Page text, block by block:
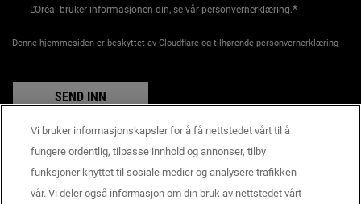
L’Oréal bruker informasjonen din, se vår personvernerklæring.*
Denne hjemmesiden er beskyttet av Cloudflare og tilhørende personvernerklæring
SEND INN
Produsentinformasjon
KIEHL'S
Vi bruker informasjonskapsler for å få nettstedet vårt til å
fungere ordentlig, tilpasse innhold og annonser, tilby
funksjoner knyttet til sosiale medier og analysere trafikken
vår. Vi deler også informasjon om din bruk av nettstedet vårt